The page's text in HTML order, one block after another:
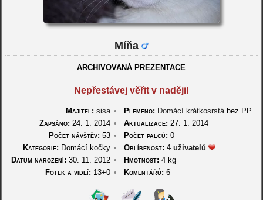
Míňa
ARCHIVOVANÁ PREZENTACE
Nepřestávej věřit v naději!
Majitel: sisa • Plemeno: Domácí krátkosrstábez PP
Zapsáno: 24. 1. 2014 • Aktualizace: 27. 1. 2014
Počet návštěv: 53 • Počet palců: 0
Kategorie: Domácí kočky • Oblíbenost: 4 uživatelů
Datum narození: 30. 11. 2012 • Hmotnost: 4 kg
Fotek a videí: 13+0 • Komentářů: 6